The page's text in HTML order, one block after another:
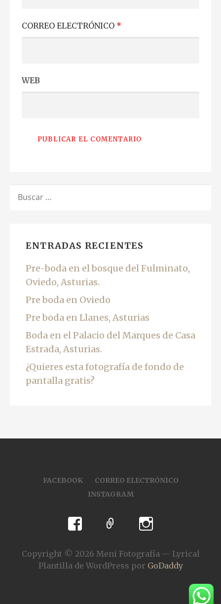
CORREO ELECTRÓNICO *
WEB
ENTRADAS RECIENTES
Pre-boda en el bosque del Fulminato,
Oviedo, Asturias.
Pre boda en Oviedo
Pre boda en Llanes, Asturias
Boda en el Palacio del Marques de Casa
Estrada, Asturias.
¿Quieres esta fotografía de fondo de
pantalla gratis?
FACEBOOK
CORREO ELECTRÓNICO
INSTAGRAM
Copyright © 2026 Meni Fotografía — Lyrical
Plantilla de WordPress por GoDaddy